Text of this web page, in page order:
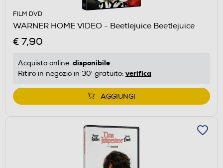
FILM DVD
WARNER HOME VIDEO - Beetlejuice Beetlejuice
€ 7,90
Acquisto online: disponibile
Ritiro in negozio in 30' gratuito: verifica
AGGIUNGI